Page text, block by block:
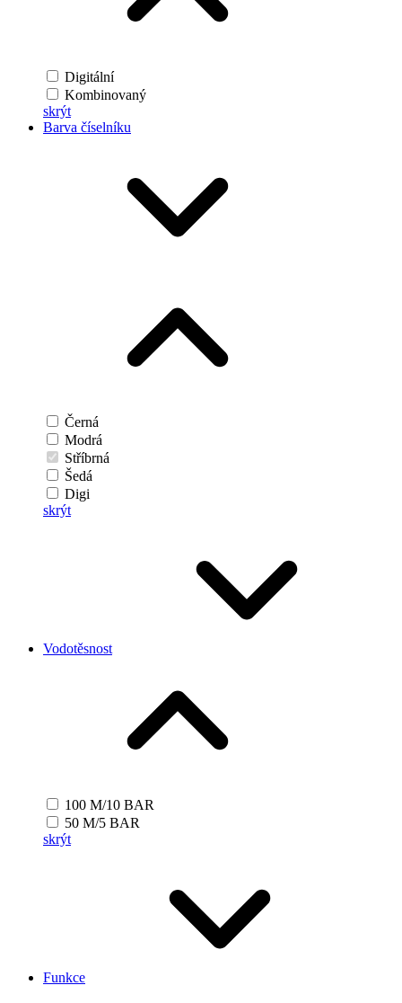
Digitální
Kombinovaný
skrýt
Barva číselníku
Černá
Modrá
Stříbrná
Šedá
Digi
skrýt
Vodotěsnost
100 M/10 BAR
50 M/5 BAR
skrýt
Funkce